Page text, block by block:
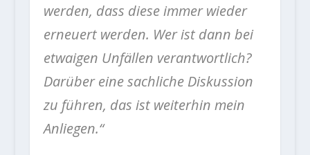
werden, dass diese immer wieder
erneuert werden. Wer ist dann bei
etwaigen Unfällen verantwortlich?
Darüber eine sachliche Diskussion
zu führen, das ist weiterhin mein
Anliegen.“